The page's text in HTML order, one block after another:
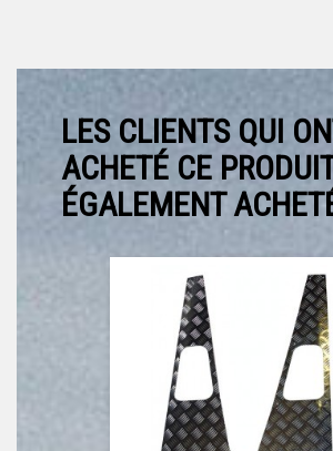
LES CLIENTS QUI
ACHETÉ CE
ÉGALEMENT